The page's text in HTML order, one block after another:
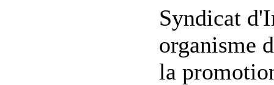
Syndicat
organisme
la